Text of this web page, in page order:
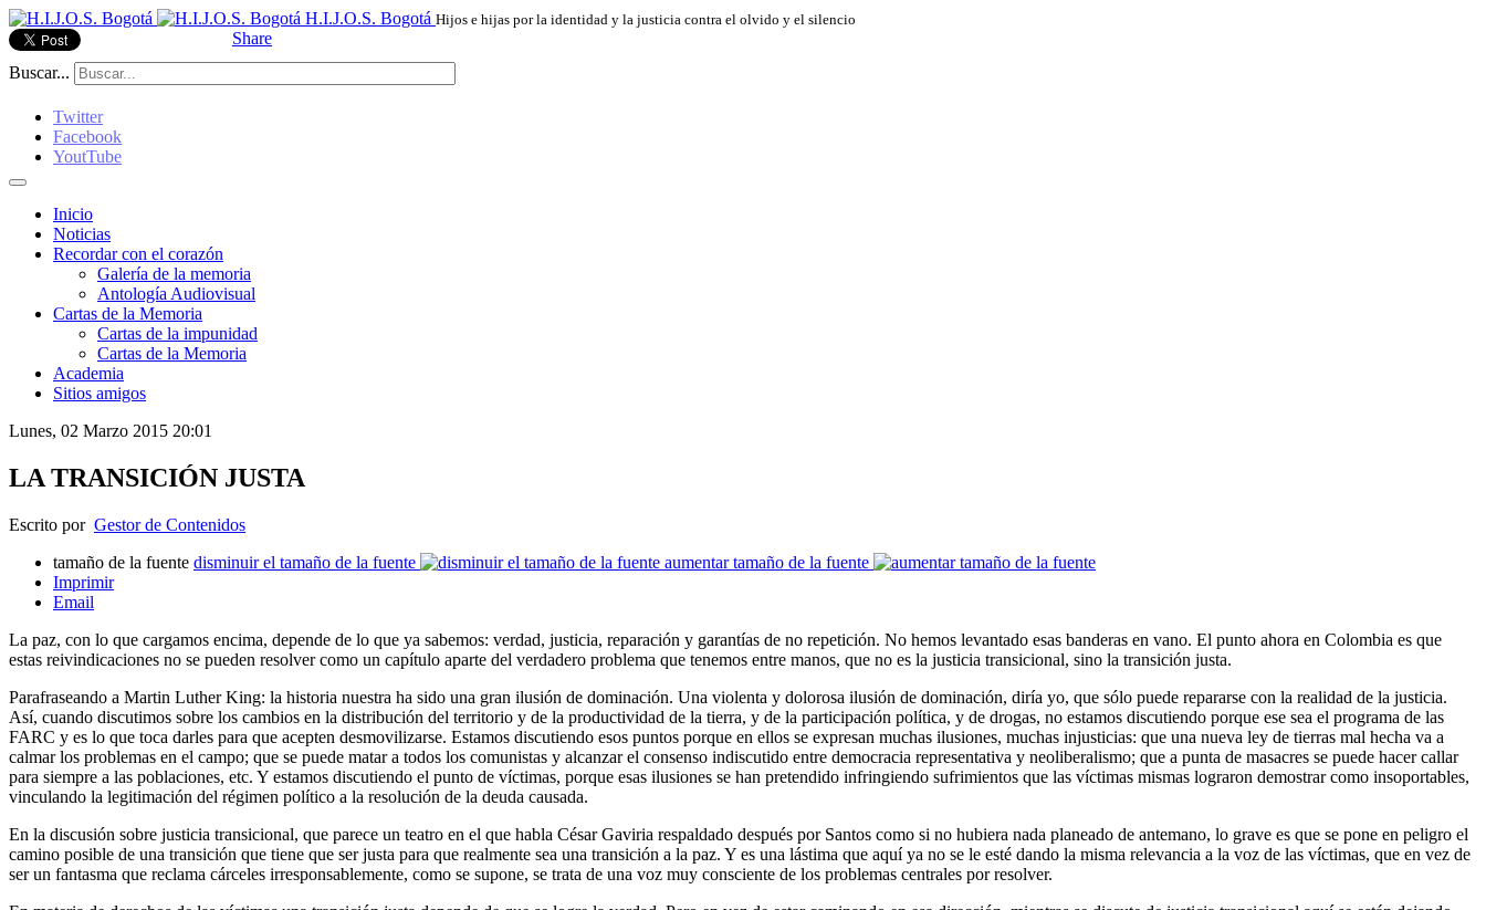
H.I.J.O.S. Bogotá Hijos e hijas por la identidad y la justicia contra el olvido y el silencio
Share
Buscar...
Twitter
Facebook
YoutTube
Inicio
Noticias
Recordar con el corazón
Galería de la memoria
Antología Audiovisual
Cartas de la Memoria
Cartas de la impunidad
Cartas de la Memoria
Academia
Sitios amigos
Lunes, 02 Marzo 2015 20:01
LA TRANSICIÓN JUSTA
Escrito por Gestor de Contenidos
tamaño de la fuente disminuir el tamaño de la fuente
aumentar tamaño de la fuente
Imprimir
Email
La paz, con lo que cargamos encima, depende de lo que ya sabemos: verdad, justicia, reparación y garantías de no repetición. No hemos levantado esas banderas en vano. El punto ahora en Colombia es que
estas reivindicaciones no se pueden resolver como un capítulo aparte del verdadero problema que tenemos entre manos, que no es la justicia transicional, sino la transición justa.
Parafraseando a Martin Luther King: la historia nuestra ha sido una gran ilusión de dominación. Una violenta y dolorosa ilusión de dominación, diría yo, que sólo puede repararse con la realidad de la justicia.
Así, cuando discutimos sobre los cambios en la distribución del territorio y de la productividad de la tierra, y de la participación política, y de drogas, no estamos discutiendo porque ese sea el programa de las
FARC y es lo que toca darles para que acepten desmovilizarse. Estamos discutiendo esos puntos porque en ellos se expresan muchas ilusiones, muchas injusticias: que una nueva ley de tierras mal hecha va a
calmar los problemas en el campo; que se puede matar a todos los comunistas y alcanzar el consenso indiscutido entre democracia representativa y neoliberalismo; que a punta de masacres se puede hacer callar
para siempre a las poblaciones, etc. Y estamos discutiendo el punto de víctimas, porque esas ilusiones se han pretendido infringiendo sufrimientos que las víctimas mismas lograron demostrar como insoportables,
vinculando la legitimación del régimen político a la resolución de la deuda causada.
En la discusión sobre justicia transicional, que parece un teatro en el que habla César Gaviria respaldado después por Santos como si no hubiera nada planeado de antemano, lo grave es que se pone en peligro el
camino posible de una transición que tiene que ser justa para que realmente sea una transición a la paz. Y es una lástima que aquí ya no se le esté dando la misma relevancia a la voz de las víctimas, que en vez de
ser un fantasma que reclama cárceles irresponsablemente, como se supone, se trata de una voz muy consciente de los problemas centrales por resolver.